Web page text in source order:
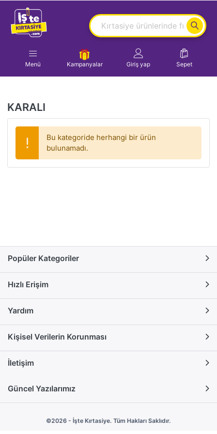
Menü Kampanyalar Giriş yap Sepet
KARALI
Bu kategoride herhangi bir ürün
bulunamadı.
Popüler Kategoriler
Hızlı Erişim
Yardım
Kişisel Verilerin Korunması
İletişim
Güncel Yazılarımız
©2026 - İşte Kırtasiye. Tüm Hakları Saklıdır.